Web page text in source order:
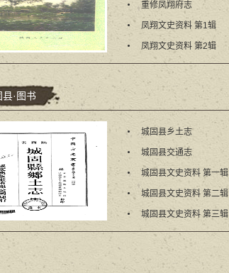
重修凤翔府志
凤翔文史资料 第1辑
凤翔文史资料 第2辑
·图书
城固县乡土志
城固县交通志
城固县文史资料 第一辑
城固县文史资料 第二辑
城固县文史资料 第三辑